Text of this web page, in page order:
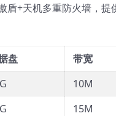
盾+天机多重防火墙，
盘 带宽
10M
15M